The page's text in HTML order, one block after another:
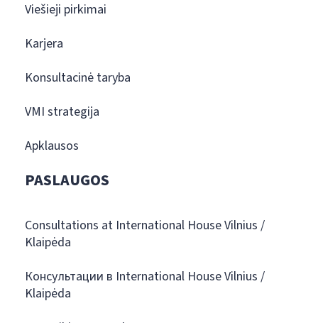
Viešieji pirkimai
Karjera
Konsultacinė taryba
VMI strategija
Apklausos
PASLAUGOS
Consultations at International House Vilnius /
Klaipėda
Консультации в International House Vilnius /
Klaipėda